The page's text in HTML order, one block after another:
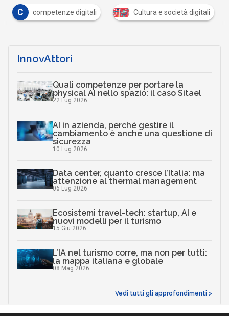
Cultura e società digitali Mercati digitali
InnovAttori
Quali competenze per portare la
physical AI nello spazio: il caso Sitael
22 Lug 2026
AI in azienda, perché gestire il
cambiamento è anche una questione di
sicurezza
10 Lug 2026
Data center, quanto cresce l’Italia: ma
attenzione al thermal management
06 Lug 2026
Ecosistemi travel-tech: startup, AI e
nuovi modelli per il turismo
15 Giu 2026
L’IA nel turismo corre, ma non per tutti:
la mappa italiana e globale
08 Mag 2026
Vedi tutti gli approfondimenti >